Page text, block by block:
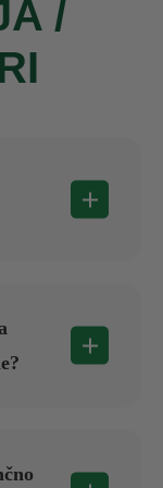
/
dodajte,
vpliva na